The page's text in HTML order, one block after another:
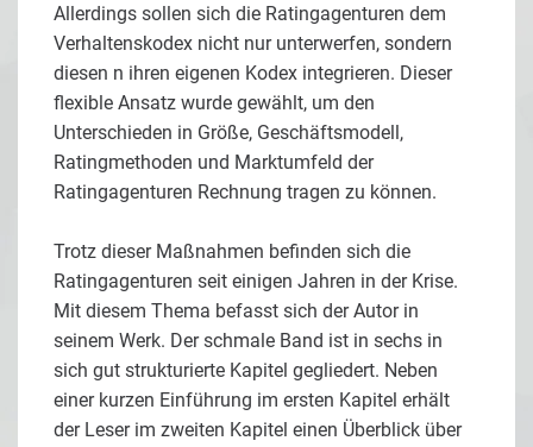
Allerdings sollen sich die Ratingagenturen dem
Verhaltenskodex nicht nur unterwerfen, sondern
diesen n ihren eigenen Kodex integrieren. Dieser
flexible Ansatz wurde gewählt, um den
Unterschieden in Größe, Geschäftsmodell,
Ratingmethoden und Marktumfeld der
Ratingagenturen Rechnung tragen zu können.
Trotz dieser Maßnahmen befinden sich die
Ratingagenturen seit einigen Jahren in der Krise.
Mit diesem Thema befasst sich der Autor in
seinem Werk. Der schmale Band ist in sechs in
sich gut strukturierte Kapitel gegliedert. Neben
einer kurzen Einführung im ersten Kapitel erhält
der Leser im zweiten Kapitel einen Überblick über